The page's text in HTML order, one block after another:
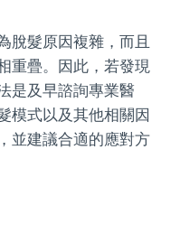
脫髮原因複雜，而且
重疊。因此，若發現
是及早諮詢專業醫
模式以及其他相關因
並建議合適的應對方